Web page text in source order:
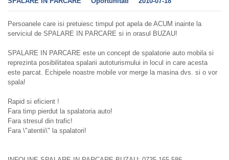
Persoanele care isi pretuiesc timpul pot apela de ACUM inainte la
serviciul de SPALARE IN PARCARE si in orasul BUZAU!
SPALARE IN PARCARE este un concept de spalatorie auto mobila si
reprezinta posibilitatea spalarii autoturismului in locul in care acesta
este parcat. Echipele noastre mobile vor merge la masina dvs. si o vor
spala!
Rapid si eficient !
Fara timp pierdut la spalatoria auto!
Fara stresul din trafic!
Fara \"atentii\" la spalatori!